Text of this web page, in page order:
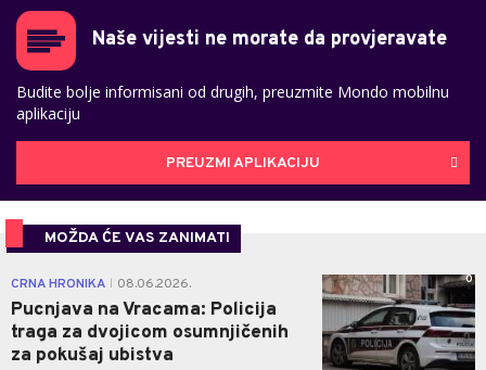
Naše vijesti ne morate da provjeravate
Budite bolje informisani od drugih, preuzmite Mondo mobilnu
aplikaciju
PREUZMI APLIKACIJU
MOŽDA ĆE VAS ZANIMATI
CRNA HRONIKA 08.06.2026.
Pucnjava na Vracama: Policija
traga za dvojicom osumnjičenih
za pokušaj ubistva
0